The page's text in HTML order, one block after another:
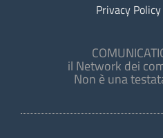
Privacy Policy
il Network dei
Non è una